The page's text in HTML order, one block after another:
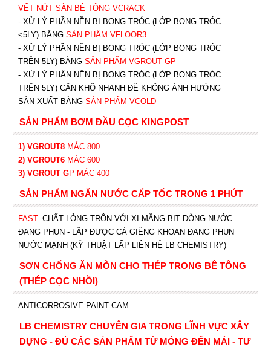
VẾT NỨT SÀN BÊ TÔNG VCRACK
- XỬ LÝ PHẦN NỀN BỊ BONG TRÓC (LỚP BONG TRÓC
<5LY) BẰNG SẢN PHẨM VFLOOR3
- XỬ LÝ PHẦN NỀN BỊ BONG TRÓC (LỚP BONG TRÓC
TRÊN 5LY) BẰNG SẢN PHẨM VGROUT GP
- XỬ LÝ PHẦN NỀN BỊ BONG TRÓC (LỚP BONG TRÓC
TRÊN 5LY) CẦN KHÔ NHANH ĐỂ KHÔNG ẢNH HƯỞNG
SẢN XUẤT BẰNG SẢN PHẨM VCOLD
SẢN PHẨM BƠM ĐẦU CỌC KINGPOST
1) VGROUT8 MÁC 800
2) VGROUT6MÁC 600
3) VGROUT GP MÁC 400
SẢN PHẨM NGĂN NƯỚC CẤP TỐC TRONG 1 PHÚT
FAST. CHẤT LỎNG TRỘN VỚI XI MĂNG BỊT DÒNG NƯỚC
ĐANG PHUN - LẤP ĐƯỢC CẢ GIẾNG KHOAN ĐANG PHUN
NƯỚC MẠNH (KỸ THUẬT LẤP LIÊN HỆ LB CHEMISTRY)
SƠN CHỐNG ĂN MÒN CHO THÉP TRONG BÊ TÔNG
(THÉP CỌC NHỒI)
ANTICORROSIVE PAINT CAM
LB CHEMISTRY CHUYÊN GIA TRONG LĨNH VỰC XÂY
DỰNG - ĐỦ CÁC SẢN PHẨM TỪ MÓNG ĐẾN MÁI - TƯ